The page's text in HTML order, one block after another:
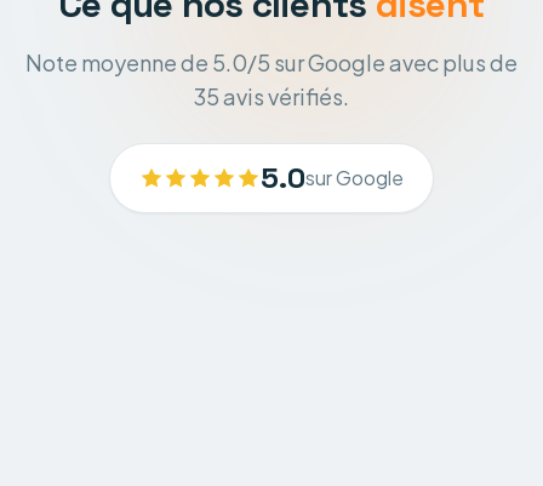
Note moyenne de 5.0/5 sur Google avec plus de
35 avis vérifiés.
5.0sur Google